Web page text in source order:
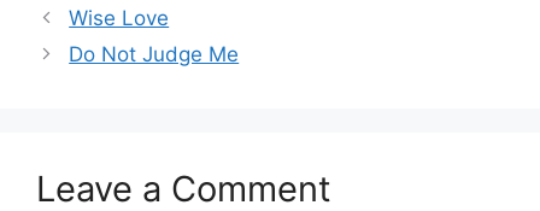
Wise Love
Do Not Judge Me
Leave a Comment